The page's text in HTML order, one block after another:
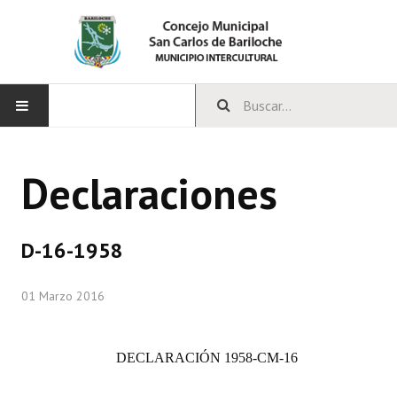
CONCEJO
Declaraciones
D-16-1958
01 Marzo 2016
DECLARACIÓN 1958-CM-16